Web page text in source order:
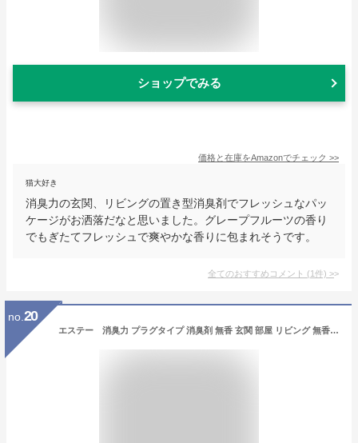
ショップでみる
価格と在庫をAmazonでチェック >>
猫大好き
消臭力の玄関、リビングの置き型消臭剤でフレッシュなパッ
ケージがお洒落だなと思いました。グレープフルーツの香り
でもぎたてフレッシュで爽やかな香りに包まれそうです。
全てのおすすめコメント (1件) >
no. 20
エステー 消臭力 プラグタイプ 消臭剤 無香 玄関 部屋 リビング 無香性 つめかえ 20mL